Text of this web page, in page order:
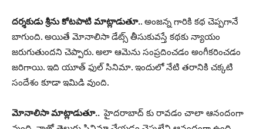
దర్శకుడు శ్రీను కోటపాటి మాట్లాడుతూ.. అంజన్న గారికి కథ చెప్పగానే
బాగుంది. అయితే మోనాలిసా డేట్స్ తీసుకువస్తే కథకు న్యాయం
జరుగుతుందని చెప్పారు. అలా ఆమెను సంప్రదించడం అంగీకరించడం
జరిగాయి. ఇది యూత్ ఫుల్ సినిమా. ఇందులో నేటి తరానికి చక్కటి
సందేశం కూడా ఇమిడి వుంది.
మోనాలిసా మాట్లాడుతూ.. హైదరాబాద్ కు రావడం చాలా ఆనందంగా